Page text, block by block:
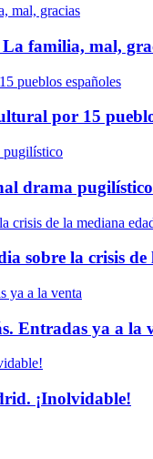
La familia, mal,
por 15
drama pugilístico
sobre la crisis
Entradas ya a la
¡Inolvidable!